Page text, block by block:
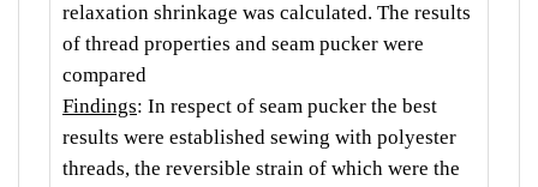
relaxation shrinkage was calculated. The results
of thread properties and seam pucker were
compared
Findings: In respect of seam pucker the best
results were established sewing with polyester
threads, the reversible strain of which were the